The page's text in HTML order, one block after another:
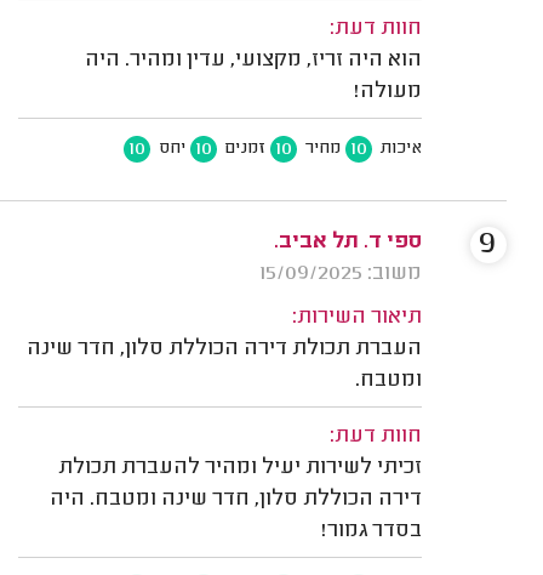
חוות דעת:
הוא היה זריז, מקצועי, עדין ומהיר. היה
מעולה!
איכות 10 מחיר 10 זמנים 10 יחס 10
ספי ד. תל אביב.
משוב: 15/09/2025
תיאור השירות:
העברת תכולת דירה הכוללת סלון, חדר שינה
ומטבח.
חוות דעת:
זכיתי לשירות יעיל ומהיר להעברת תכולת
דירה הכוללת סלון, חדר שינה ומטבח. היה
בסדר גמור!
9